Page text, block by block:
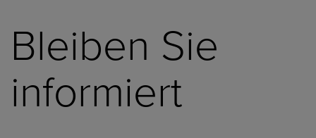
Bleiben Sie
informiert